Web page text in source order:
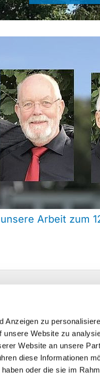
Anzeigen zu
Website zu
Website an unsere
diese Informationen
oder die sie im
Arbeit zum